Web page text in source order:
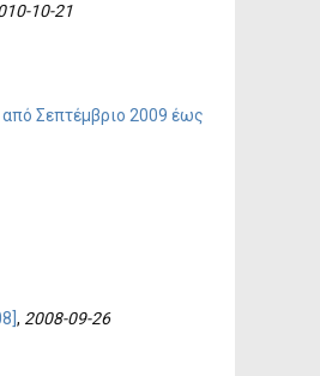
10-21
Σεπτέμβριο 2009 έως
, 2008-09-26